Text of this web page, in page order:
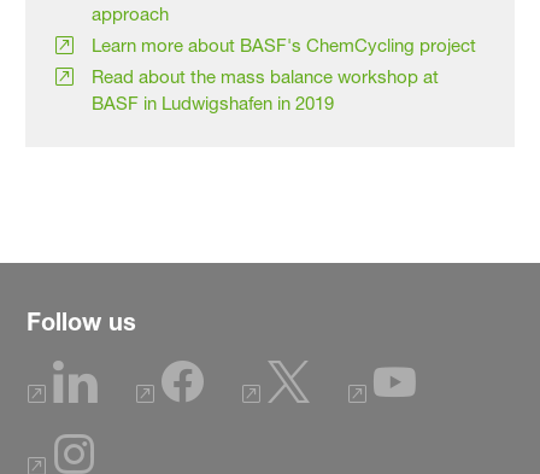
approach
Learn more about BASF's ChemCycling project
Read about the mass balance workshop at
BASF in Ludwigshafen in 2019
Follow us